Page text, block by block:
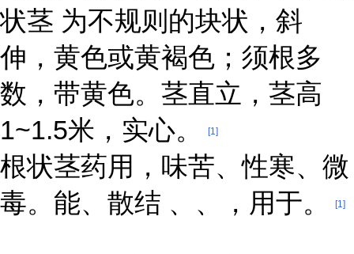
状茎 为不规则的块状，斜
伸，黄色或黄褐色；须根多
数，带黄色。茎直立，茎高
1~1.5米，实心。
[1]
根状茎药用，味苦、性寒、微
毒。能、散结 、、，用于。
[1]